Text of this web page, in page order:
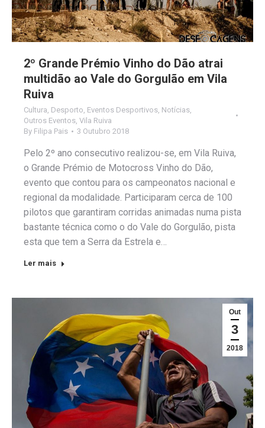
2º Grande Prémio Vinho do Dão atrai
multidão ao Vale do Gorgulão em Vila
Ruiva
Cultura, Desporto, Eventos Desportivos, Notícias,
Outros Eventos, Vila Ruiva
By Filipa Pais 3 Outubro 2018
Pelo 2º ano consecutivo realizou-se, em Vila Ruiva,
o Grande Prémio de Motocross Vinho do Dão,
evento que contou para os campeonatos nacional e
regional da modalidade. Participaram cerca de 100
pilotos que garantiram corridas animadas numa pista
bastante técnica como o do Vale do Gorgulão, pista
esta que tem a Serra da Estrela e…
Ler mais
Out
3
2018